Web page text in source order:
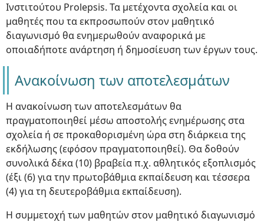
Ινστιτούτου Prolepsis. Τα μετέχοντα σχολεία και οι
μαθητές που τα εκπροσωπούν στον μαθητικό
διαγωνισμό θα ενημερωθούν αναφορικά με
οποιαδήποτε ανάρτηση ή δημοσίευση των έργων τους.
Ανακοίνωση των αποτελεσμάτων
Η ανακοίνωση των αποτελεσμάτων θα
πραγματοποιηθεί μέσω αποστολής ενημέρωσης στα
σχολεία ή σε προκαθορισμένη ώρα στη διάρκεια της
εκδήλωσης (εφόσον πραγματοποιηθεί). Θα δοθούν
συνολικά δέκα (10) βραβεία π.χ. αθλητικός εξοπλισμός
(έξι (6) για την πρωτοβάθμια εκπαίδευση και τέσσερα
(4) για τη δευτεροβάθμια εκπαίδευση).
Η συμμετοχή των μαθητών στον μαθητικό διαγωνισμό